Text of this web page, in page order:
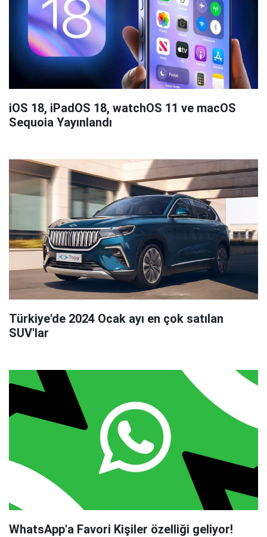
iOS 18, iPadOS 18, watchOS 11 ve macOS
Sequoia Yayınlandı
Türkiye'de 2024 Ocak ayı en çok satılan
SUV'lar
WhatsApp'a Favori Kişiler özelliği geliyor!